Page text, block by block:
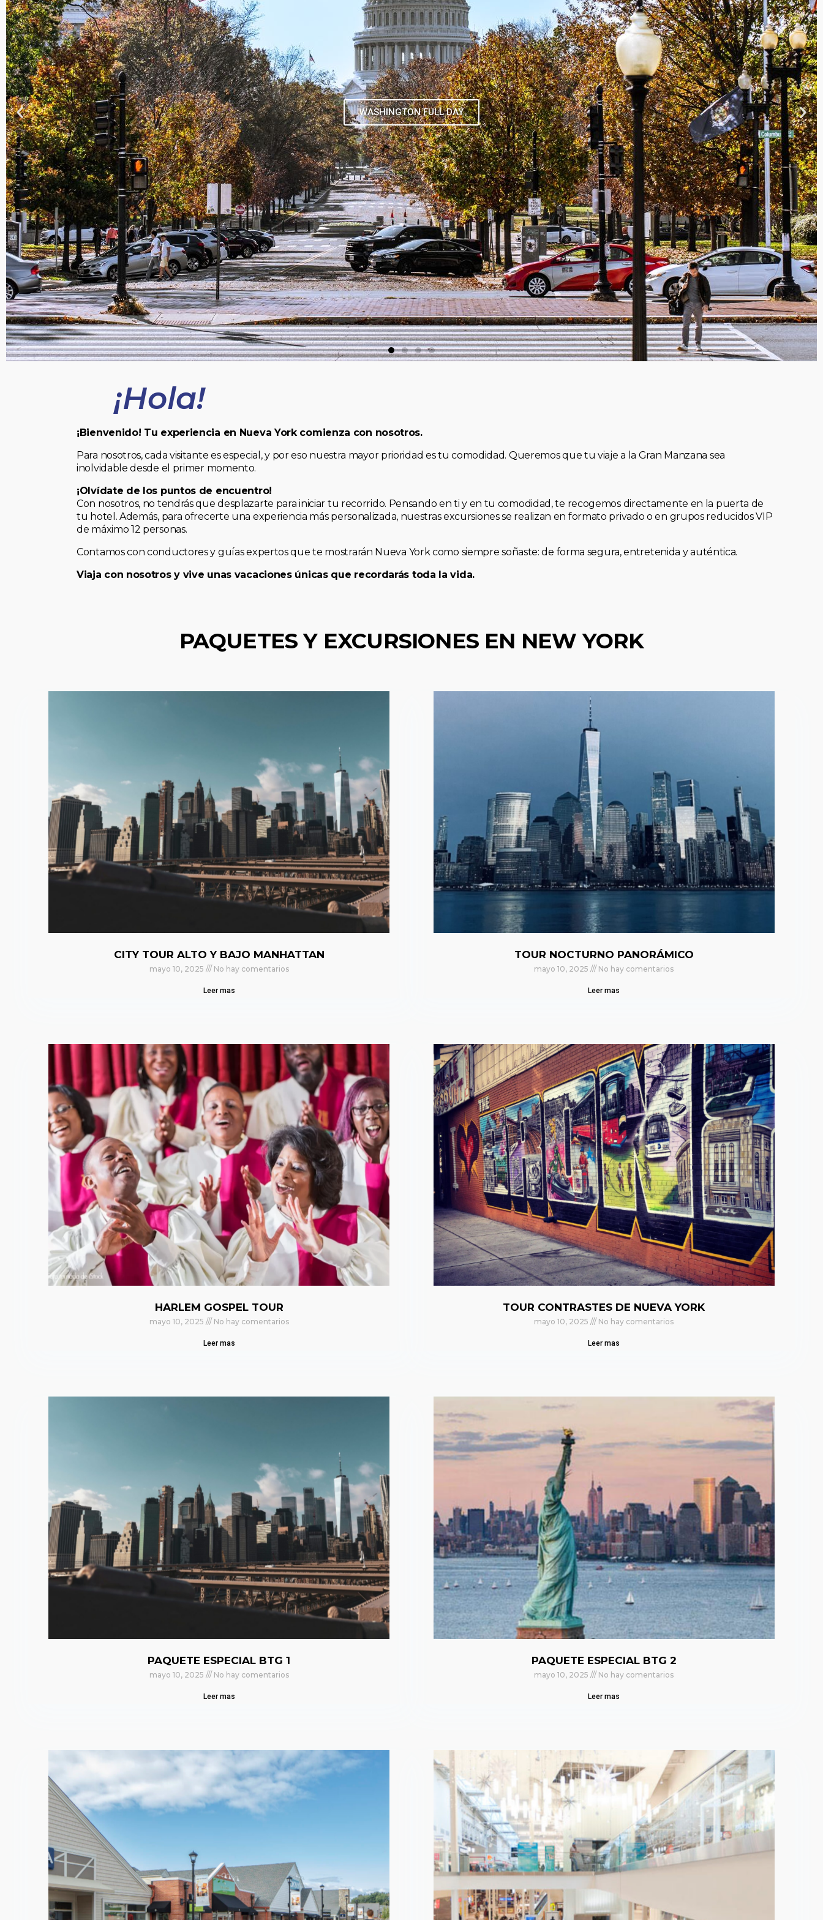
TOUR DE CONTRASTES
¡Hola!
¡Bienvenido! Tu experiencia en Nueva York comienza con nosotros.
Para nosotros, cada visitante es especial, y por eso nuestra mayor prioridad es tu comodidad. Queremos que tu viaje a la Gran Manzana sea
inolvidable desde el primer momento.
¡Olvídate de los puntos de encuentro!
Con nosotros, no tendrás que desplazarte para iniciar tu recorrido. Pensando en ti y en tu comodidad, te recogemos directamente en la puerta de
tu hotel. Además, para ofrecerte una experiencia más personalizada, nuestras excursiones se realizan en formato privado o en grupos reducidos VIP
de máximo 12 personas.
Contamos con conductores y guías expertos que te mostrarán Nueva York como siempre soñaste: de forma segura, entretenida y auténtica.
Viaja con nosotros y vive unas vacaciones únicas que recordarás toda la vida.
PAQUETES Y EXCURSIONES EN NEW YORK
CITY TOUR ALTO Y BAJO MANHATTAN
mayo 10, 2025 No hay comentarios
Leer mas
TOUR NOCTURNO PANORÁMICO
mayo 10, 2025 No hay comentarios
Leer mas
HARLEM GOSPEL TOUR
mayo 10, 2025 No hay comentarios
Leer mas
TOUR CONTRASTES DE NUEVA YORK
mayo 10, 2025 No hay comentarios
Leer mas
PAQUETE ESPECIAL BTG 1
mayo 10, 2025 No hay comentarios
Leer mas
PAQUETE ESPECIAL BTG 2
mayo 10, 2025 No hay comentarios
Leer mas